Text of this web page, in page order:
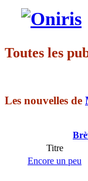
Toutes les
Les nouvelles de
Titre
Encore un peu